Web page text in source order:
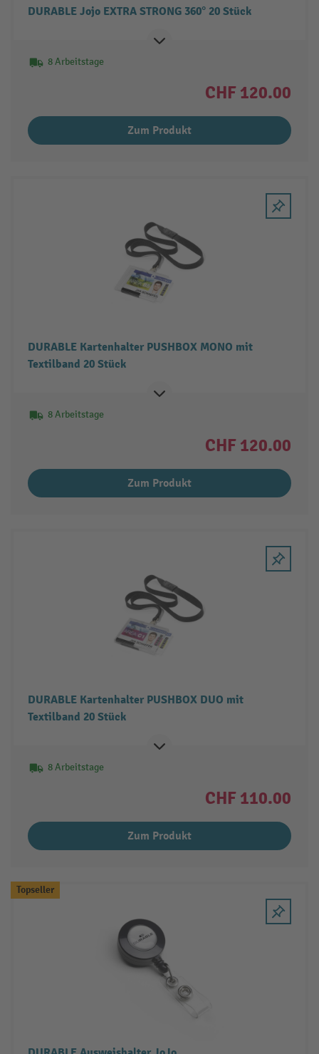
DURABLE Jojo EXTRA STRONG 360° 20 Stück
8 Arbeitstage
CHF 120.00
Zum Produkt
DURABLE Kartenhalter PUSHBOX MONO mit
Textilband 20 Stück
8 Arbeitstage
CHF 120.00
Zum Produkt
DURABLE Kartenhalter PUSHBOX DUO mit
Textilband 20 Stück
8 Arbeitstage
CHF 110.00
Zum Produkt
Topseller